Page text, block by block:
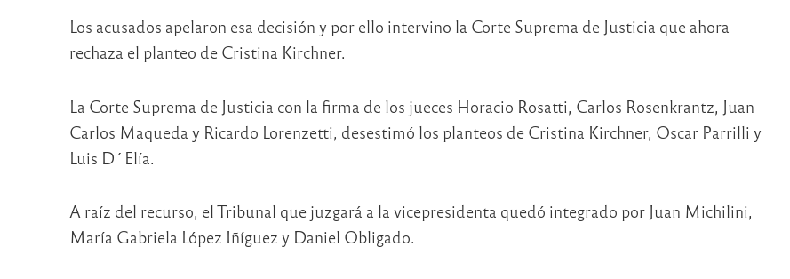
Los acusados apelaron esa decisión y por ello intervino la Corte Suprema de Justicia que ahora
rechaza el planteo de Cristina Kirchner.
La Corte Suprema de Justicia con la firma de los jueces Horacio Rosatti, Carlos Rosenkrantz, Juan
Carlos Maqueda y Ricardo Lorenzetti, desestimó los planteos de Cristina Kirchner, Oscar Parrilli y
Luis D´Elía.
A raíz del recurso, el Tribunal que juzgará a la vicepresidenta quedó integrado por Juan Michilini,
María Gabriela López Iñíguez y Daniel Obligado.